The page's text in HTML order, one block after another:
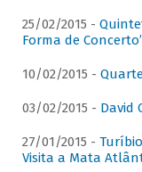
25/02/2015 -
Forma de
10/02/2015 -
03/02/2015 - David
27/01/2015 -
Visita a Mata